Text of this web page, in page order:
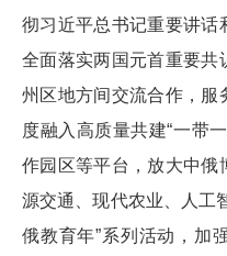
彻习近平总书记重要讲话
全面落实两国元首重要共
州区地方间交流合作，服
度融入高质量共建“一带
作园区等平台，放大中俄
源交通、现代农业、人工
俄教育年”系列活动，加